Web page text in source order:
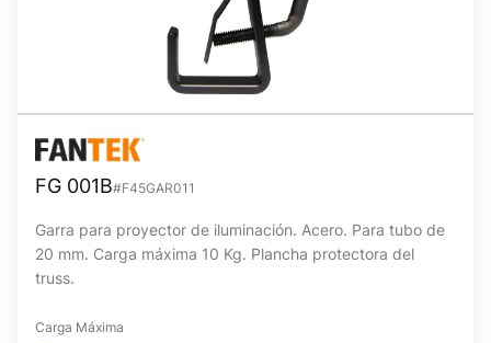
FG 001B#F45GAR011
Garra para proyector de iluminación. Acero. Para tubo de
20 mm. Carga máxima 10 Kg. Plancha protectora del
truss.
Carga Máxima